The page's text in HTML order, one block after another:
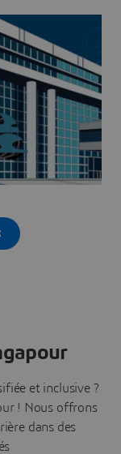
et inclusive ?
! Nous offrons
dans des